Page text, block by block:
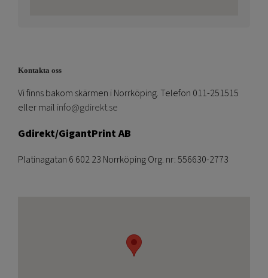
Kontakta oss
Vi finns bakom skärmen i Norrköping. Telefon 011-251515
eller mail info@gdirekt.se
Gdirekt/GigantPrint AB
Platinagatan 6 602 23 Norrköping Org. nr: 556630-2773